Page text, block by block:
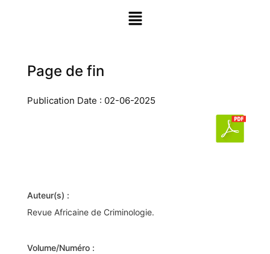
Page de fin
Publication Date : 02-06-2025
Auteur(s) :
Revue Africaine de Criminologie.
Volume/Numéro :